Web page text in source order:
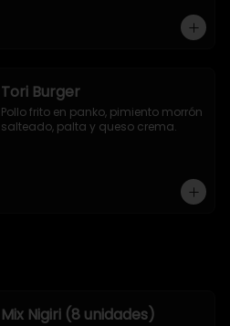
Tori Burger
Pollo frito en panko, pimiento morrón
salteado, palta y queso crema.
Mix Nigiri (8 unidades)